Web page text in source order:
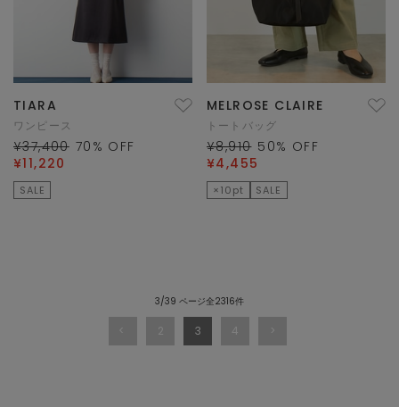
TIARA
ワンピース
¥37,400 70 % OFF
¥11,220
SALE
MELROSE CLAIRE
トートバッグ
¥8,910 50% OFF
¥4,455
×10pt SALE
3/39 ページ全2316件
2 3 4